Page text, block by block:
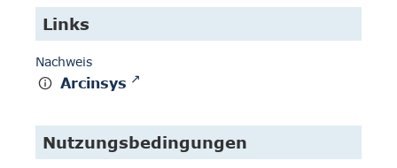
Links
Nachweis
Arcinsys
Nutzungsbedingungen